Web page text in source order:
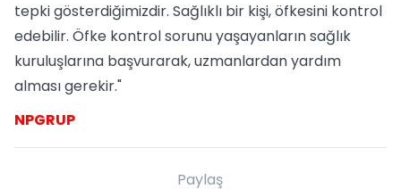
tepki gösterdiğimizdir. Sağlıklı bir kişi, öfkesini kontrol
edebilir. Öfke kontrol sorunu yaşayanların sağlık
kuruluşlarına başvurarak, uzmanlardan yardım
alması gerekir."
NPGRUP
Paylaş